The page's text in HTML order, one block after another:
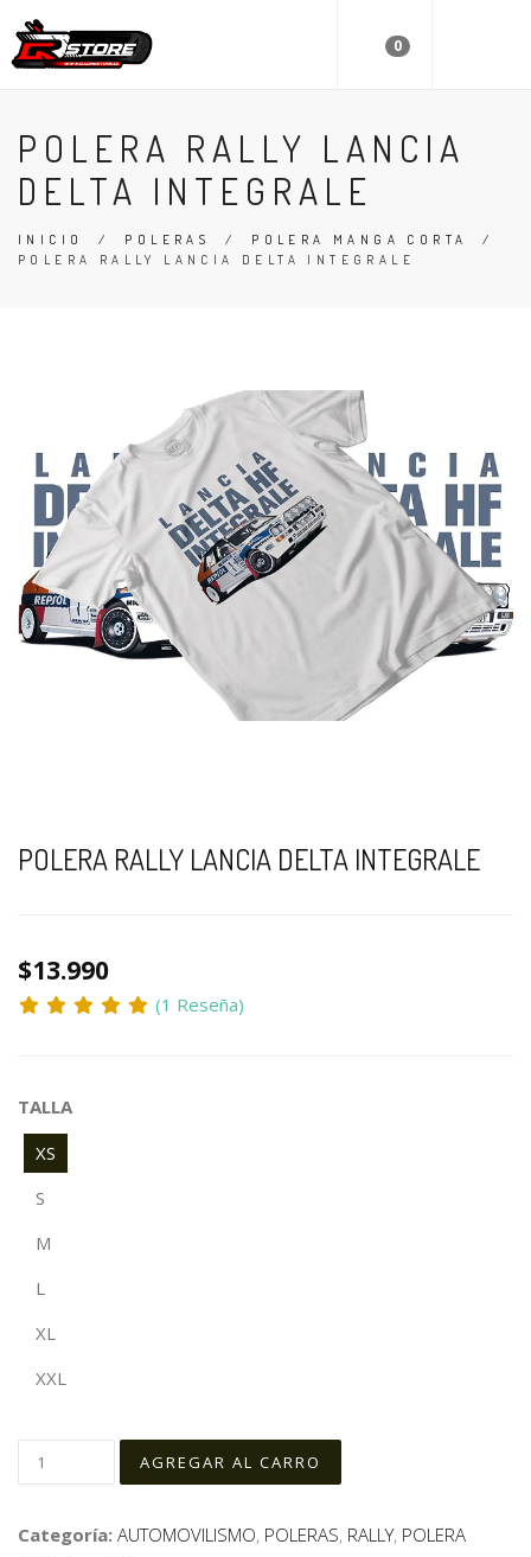
0
POLERA RALLY LANCIA
DELTA INTEGRALE
INICIO / POLERAS / POLERA MANGA CORTA
/
POLERA RALLY LANCIA DELTA INTEGRALE
POLERA RALLY LANCIA DELTA INTEGRALE
$13.990
(1 Reseña)
TALLA
XS
S
M
L
XL
XXL
Categoría: AUTOMOVILISMO, POLERAS, RALLY, POLERA